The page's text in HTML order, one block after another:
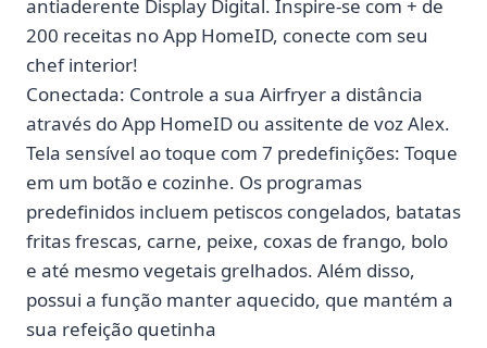
antiaderente Display Digital. Inspire-se com + de
200 receitas no App HomeID, conecte com seu
chef interior!
Conectada: Controle a sua Airfryer a distância
através do App HomeID ou assitente de voz Alex.
Tela sensível ao toque com 7 predefinições: Toque
em um botão e cozinhe. Os programas
predefinidos incluem petiscos congelados, batatas
fritas frescas, carne, peixe, coxas de frango, bolo
e até mesmo vegetais grelhados. Além disso,
possui a função manter aquecido, que mantém a
sua refeição quetinha